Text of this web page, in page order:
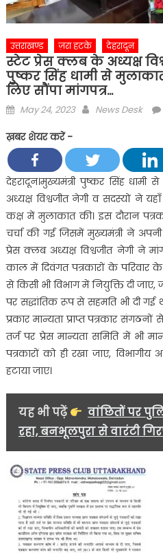
उत्तराखण्ड ज़रा हटके देहरादून
स्टेट प्रेस क्लब के अध्यक्ष
पुष्कर सिंह धामी से
लिए सौंपा मांगपत्र…
Posted
May 24, 2023 Author
News Desk
ख़बर शेयर करें -
देहरादून।मुख्यमंत्री पुष्कर सिंह
अध्यक्ष विश्वजीत नेगी व सदस्यों ने
कक्ष में मुलाकात की। इस दौरान
चर्चा की गई जिसमें मुख्यमंत्री ने अपनी
प्रेस क्लब अध्यक्ष विश्वजीत नेगी ने
काल में दिवंगत पत्रकारों के
से किसी भी विभाग में नियुक्ति दी जाए,
पर सद्धांतिक रूप से सहमति भी दी गई
प्रकार मान्यता प्राप्त पत्रकार
तर्ज पर प्रेस मान्यता समिति में भी
पत्रकारों को ही रखा जाए,
हटाया जाए।
यह भी पढ़ें
वांछितों पर
रहा, बनभूलपुरा से वारंटी